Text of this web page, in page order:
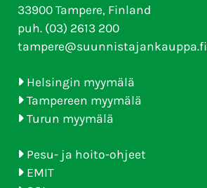
33900 Tampere, Finland
puh. (03) 2613 200
tampere@suunnistajankauppa.fi
Helsingin myymälä
Tampereen myymälä
Turun myymälä
Pesu- ja hoito-ohjeet
EMIT